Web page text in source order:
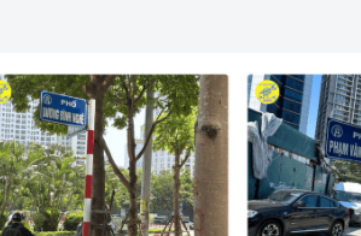
vận hành liên tục trong môi
có nguy cơ bị xuống cấp, dẫn
phục an toàn tuyệt đối,
TRUNG
Bách Khoa cung cấp dịch vụ sửa
ngày.